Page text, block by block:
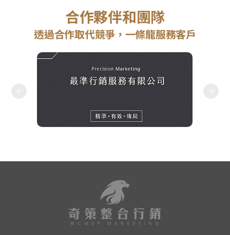
合作夥伴和團隊
透過合作取代競爭，一條龍服務客戶